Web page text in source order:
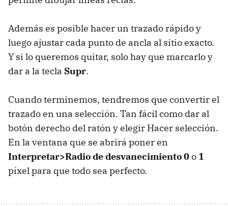
Además es posible hacer un trazado rápido y
luego ajustar cada punto de ancla al sitio exacto.
Y si lo queremos quitar, solo hay que marcarlo y
dar a la tecla Supr.
Cuando terminemos, tendremos que convertir el
trazado en una selección. Tan fácil como dar al
botón derecho del ratón y elegir Hacer selección.
En la ventana que se abrirá poner en
Interpretar>Radio de desvanecimiento 0o 1
píxel para que todo sea perfecto.